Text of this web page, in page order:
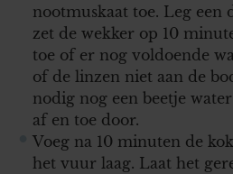
nootmuskaat toe. Leg een
zet de wekker op 10
toe of er nog voldoende
of de linzen niet aan de
nodig nog een beetje
af en toe door.
Voeg na 10 minuten de
het vuur laag. Laat het